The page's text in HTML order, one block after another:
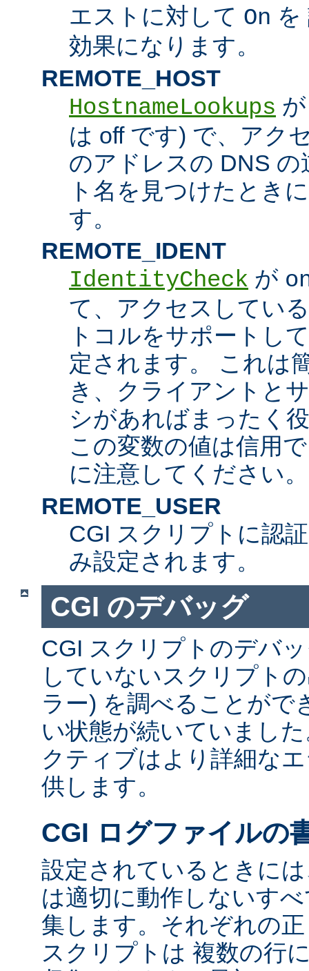
エストに対して On を
効果になります。
REMOTE_HOST
HostnameLookups
は off です) で、アク
のアドレスの DNS
ト名を見つけたとき
す。
REMOTE_IDENT
IdentityCheck が
て、アクセスしてい
トコルをサポートし
定されます。 これは
き、クライアントと
シがあればまったく
この変数の値は信用
に注意してください。
REMOTE_USER
CGI スクリプトに認
み設定されます。
CGI のデバッグ
CGI スクリプトのデバ
していないスクリプト
ラー) を調べることがで
い状態が続いていまし
クティブはより詳細な
供します。
CGI ログファイルの
設定されているときに
は適切に動作しないす
集します。それぞれの
スクリプトは 複数の行